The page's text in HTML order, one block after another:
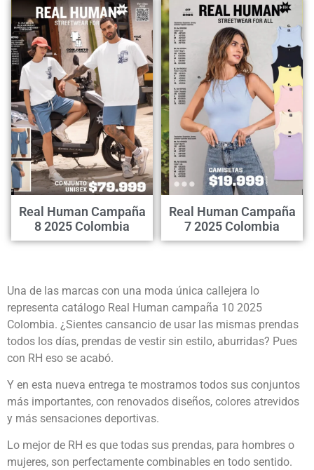
Real Human Campaña
8 2025 Colombia
Real Human Campaña
7 2025 Colombia
Una de las marcas con una moda única callejera lo
representa catálogo Real Human campaña 10 2025
Colombia. ¿Sientes cansancio de usar las mismas prendas
todos los días, prendas de vestir sin estilo, aburridas? Pues
con RH eso se acabó.
Y en esta nueva entrega te mostramos todos sus conjuntos
más importantes, con renovados diseños, colores atrevidos
y más sensaciones deportivas.
Lo mejor de RH es que todas sus prendas, para hombres o
mujeres, son perfectamente combinables en todo sentido.